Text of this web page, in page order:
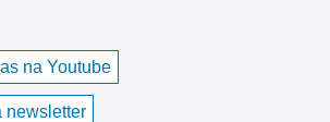
na Youtube
newsletter